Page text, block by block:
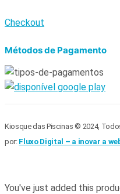
Checkout
Métodos de Pagamento
Kiosque das Piscinas © 2024,
por: Fluxo Digital – a inovar a
You've just added this